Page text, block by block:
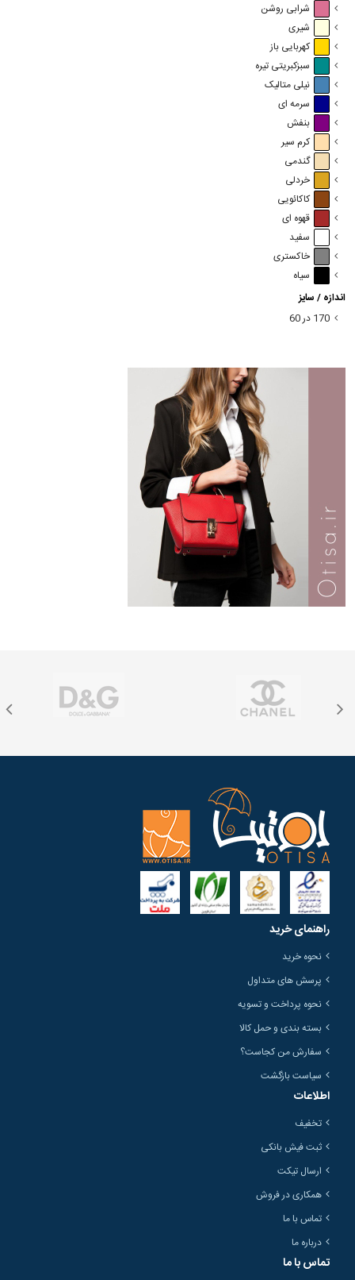
شرابی روشن
شیری
کهربایی باز
سبزکبریتی تیره
نیلی متالیک
سرمه ای
بنفش
کرم سیر
گندمی
خردلی
کاکائویی
قهوه ای
سفید
خاکستری
سیاه
اندازه / سایز
170 در 60
راهنمای خرید
نحوه خرید
پرسش های متداول
نحوه پرداخت و تسویه
بسته بندی و حمل کالا
سفارش من کجاست؟
سیاست بازگشت
اطلاعات
تخفیف
ثبت فیش بانکی
ارسال تیکت
همکاری در فروش
تماس با ما
درباره ما
تماس با ما